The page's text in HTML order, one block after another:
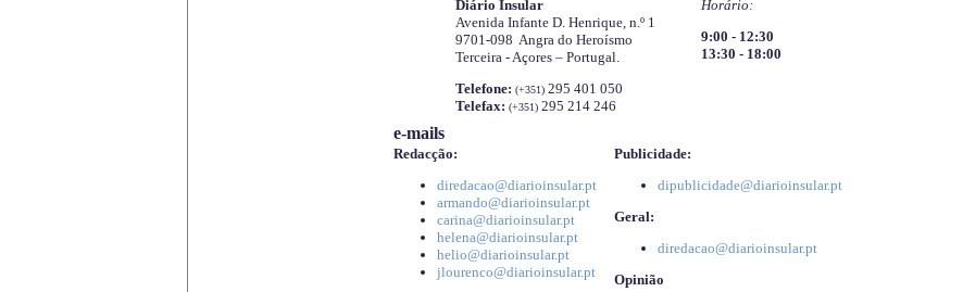
Diário Insular
Avenida Infante D. Henrique, n.º 1
9701-098 Angra do Heroísmo
Terceira - Açores – Portugal.
Telefone: (+351)295 401 050
Telefax: (+351)295 214 246
Horário:
9:00 - 12:30
13:30 - 18:00
e-mails
Redacção:
diredacao@diarioinsular.pt
armando@diarioinsular.pt
carina@diarioinsular.pt
helena@diarioinsular.pt
helio@diarioinsular.pt
jlourenco@diarioinsular.pt
Publicidade:
dipublicidade@diarioinsular.pt
Geral:
diredacao@diarioinsular.pt
Opinião